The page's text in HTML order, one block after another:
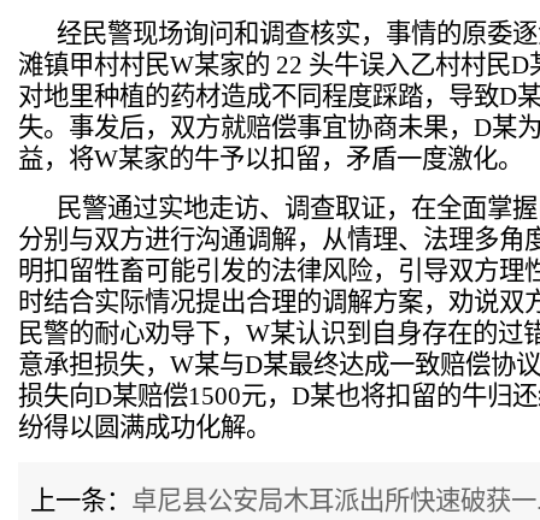
经民警现场询问和调查核实，事情的原委
滩镇甲村村民W某家的 22 头牛误入乙村村民D
对地里种植的药材造成不同程度踩踏，导致D
失。事发后，双方就赔偿事宜协商未果，D某
益，将W某家的牛予以扣留，矛盾一度激化。
民警通过实地走访、调查取证， 在全面掌
分别与双方进行沟通调解， 从情理、法理多角
明扣留牲畜可能引发的法律风险，引导双方理
时结合实际情况提出合理的调解方案，劝说双
民警的耐心劝导下，W某认识到自身存在的过
意承担损失， W某与D某最终达成一致赔偿协
损失向D某赔偿1500元，D某也将扣留的牛归
纷得以圆满成功化解。
上一条： 卓尼县公安局木耳派出所快速破获一